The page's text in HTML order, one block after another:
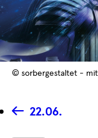
© sorbergestaltet -
22.06.